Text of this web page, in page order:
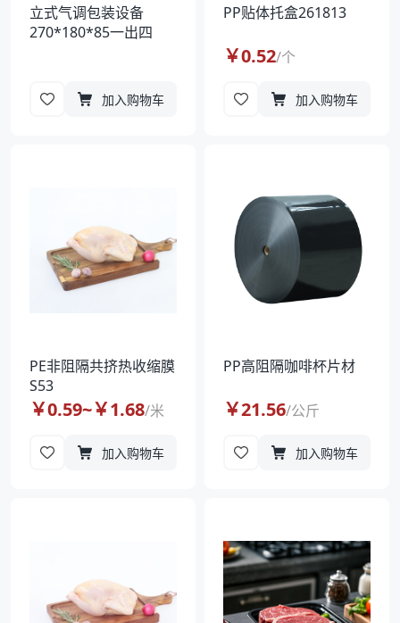
立式气调包装设备
270*180*85一出四
加入购物车
PP贴体托盒261813
￥0.52/个
加入购物车
PE非阻隔共挤热收缩膜
S53
￥0.59~￥1.68/米
加入购物车
PP高阻隔咖啡杯片材
￥21.56/公斤
加入购物车